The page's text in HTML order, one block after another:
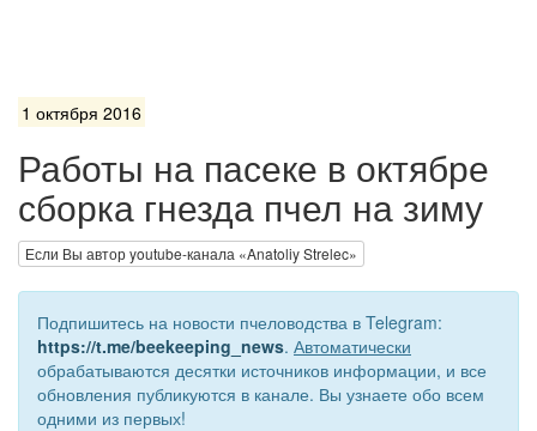
1 октября 2016
Работы на пасеке в октябре
сборка гнезда пчел на зиму
Если Вы автор youtube-канала «Anatoliy Strelec»
Подпишитесь на новости пчеловодства в Telegram:
https://t.me/beekeeping_news. Автоматически
обрабатываются десятки источников информации, и все
обновления публикуются в канале. Вы узнаете обо всем
одними из первых!